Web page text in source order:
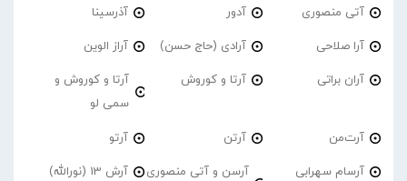
آتی منصوری آدور آذرسینا
آرا صلاحی آرادی (حاج حسن) آراز الوین
آران براتی آرتا و کوروش
آرتا و کوروش و
سمی لو
آرت‌من آرتن آرتو
آرسام سهرابی
آرسن و آتی منصوری
آرش 13 (نورالله)